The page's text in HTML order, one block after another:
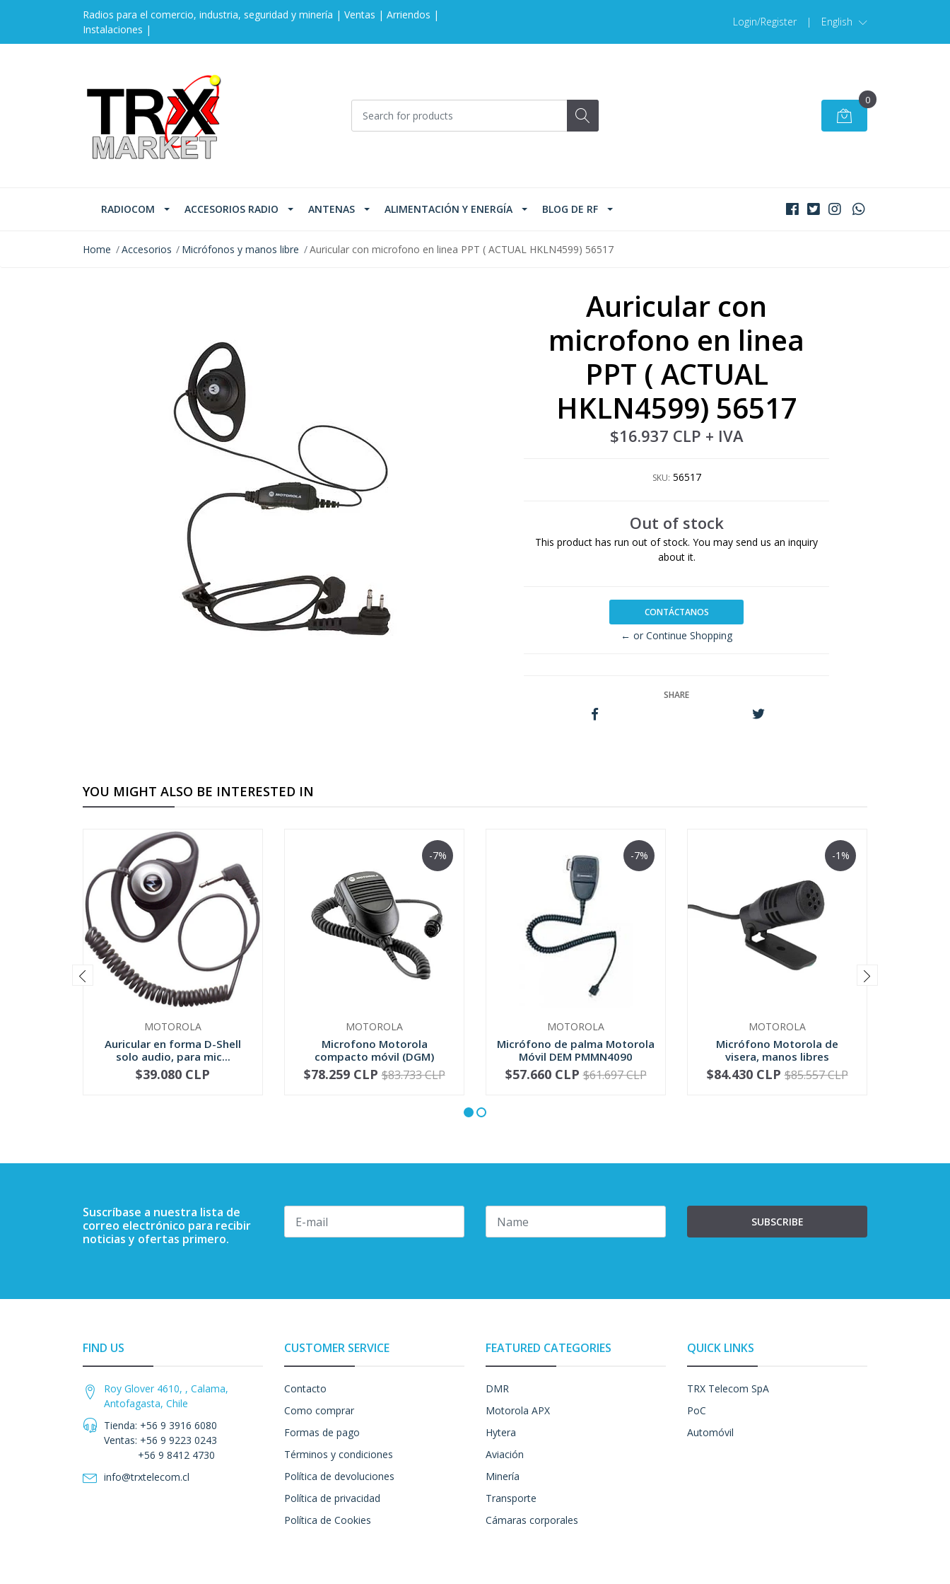
Radios para el comercio, industria, seguridad y minería | Ventas | Arriendos |
Instalaciones |
Login/Register | English
0
RADIOCOM ACCESORIOS RADIO ANTENAS ALIMENTACIÓN Y ENERGÍA BLOG DE RF
Home Accesorios Micrófonos y manos libre Auricular con microfono en linea PPT ( ACTUAL HKLN4599) 56517
Auricular con
microfono en linea
PPT ( ACTUAL
HKLN4599) 56517
$16.937 CLP + IVA
SKU: 56517
Out of stock
This product has run out of stock. You may send us an inquiry
about it.
CONTÁCTANOS
← or Continue Shopping
SHARE
YOU MIGHT ALSO BE INTERESTED IN
MOTOROLA
Auricular en forma D-Shell
solo audio, para mic...
+
$39.080 CLP
-7%
MOTOROLA
Microfono Motorola
compacto móvil (DGM)
RMN5052
+
-$78.259 CLP$83.733 CLP
-7%
MOTOROLA
Micrófono de palma Motorola
Móvil DEM PMMN4090
+
-$57.660 CLP$61.697 CLP
-1%
MOTOROLA
Micrófono Motorola de
visera, manos libres
+
-$84.430 CLP$85.557 CLP
Suscríbase a nuestra lista de
correo electrónico para recibir
noticias y ofertas primero.
SUBSCRIBE
FIND US
Roy Glover 4610, , Calama,
Antofagasta, Chile
Tienda: +56 9 3916 6080
Ventas: +56 9 9223 0243
+56 9 8412 4730
info@trxtelecom.cl
CUSTOMER SERVICE
Contacto
Como comprar
Formas de pago
Términos y condiciones
Política de devoluciones
Política de privacidad
Política de Cookies
FEATURED CATEGORIES
DMR
Motorola APX
Hytera
Aviación
Minería
Transporte
Cámaras corporales
QUICK LINKS
TRX Telecom SpA
PoC
Automóvil